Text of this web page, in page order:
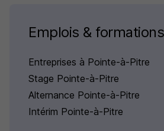
Emplois & formations
Entreprises à Pointe-à-Pitre
Stage Pointe-à-Pitre
Alternance Pointe-à-Pitre
Intérim Pointe-à-Pitre